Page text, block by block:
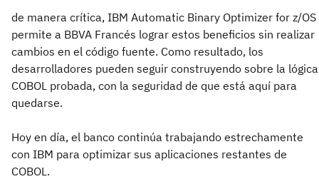
de manera crítica, IBM Automatic Binary Optimizer for z/OS
permite a BBVA Francés lograr estos beneficios sin realizar
cambios en el código fuente. Como resultado, los
desarrolladores pueden seguir construyendo sobre la lógica
COBOL probada, con la seguridad de que está aquí para
quedarse.
Hoy en día, el banco continúa trabajando estrechamente
con IBM para optimizar sus aplicaciones restantes de
COBOL.